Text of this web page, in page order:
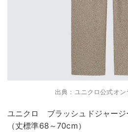
出典：ユニクロ公式オン
ユニクロ ブラッシュドジャージ
（丈標準68～70cm）